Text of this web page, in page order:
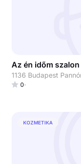
Az én időm szalon
1136 Budapest
0
KOZMETIKA